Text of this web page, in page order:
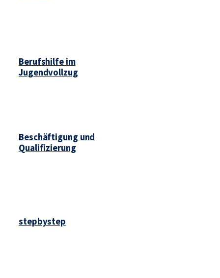
Berufshilfe im
Jugendvollzug
Beschäftigung und
Qualifizierung
stepbystep